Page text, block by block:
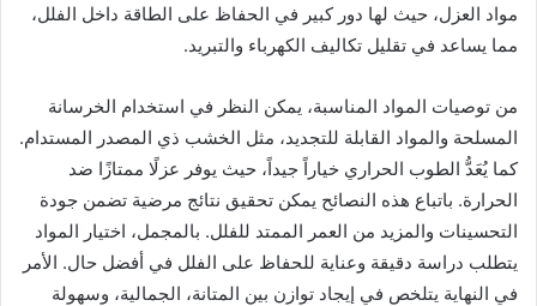
مواد العزل، حيث لها دور كبير في الحفاظ على الطاقة داخل الفلل،
مما يساعد في تقليل تكاليف الكهرباء والتبريد.
من توصيات المواد المناسبة، يمكن النظر في استخدام الخرسانة
المسلحة والمواد القابلة للتجديد، مثل الخشب ذي المصدر المستدام.
كما يُعَدُّ الطوب الحراري خياراً جيداً، حيث يوفر عزلًا ممتازًا ضد
الحرارة. باتباع هذه النصائح يمكن تحقيق نتائج مرضية تضمن جودة
التحسينات والمزيد من العمر الممتد للفلل. بالمجمل، اختيار المواد
يتطلب دراسة دقيقة وعناية للحفاظ على الفلل في أفضل حال. الأمر
في النهاية يتلخص في إيجاد توازن بين المتانة، الجمالية، وسهولة